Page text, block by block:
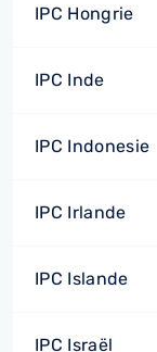
IPC Hongrie
IPC Inde
IPC Indonesie
IPC Irlande
IPC Islande
IPC Israël